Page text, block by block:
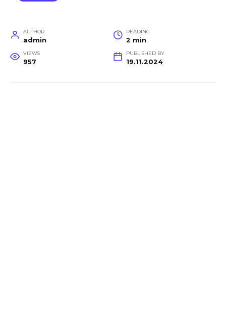
AUTHOR
admin
READING
2 min
VIEWS
957
PUBLISHED BY
19.11.2024